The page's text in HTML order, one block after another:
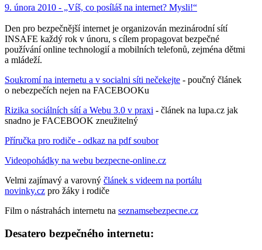
9. února 2010 - „Víš, co posíláš na internet? Mysli!“
Den pro bezpečnější internet je organizován mezinárodní sítí
INSAFE každý rok v únoru, s cílem propagovat bezpečné
používání online technologií a mobilních telefonů, zejména dětmi
a mládeží.
Soukromí na internetu a v socialni síti nečekejte - poučný článek
o nebezpečích nejen na FACEBOOKu
Rizika sociálních sítí a Webu 3.0 v praxi - článek na lupa.cz jak
snadno je FACEBOOK zneužitelný
Příručka pro rodiče - odkaz na pdf soubor
Videopohádky na webu bezpecne-online.cz
Velmi zajímavý a varovný článek s videem na portálu
novinky.cz pro žáky i rodiče
Film o nástrahách internetu na seznamsebezpecne.cz
Desatero bezpečného internetu: